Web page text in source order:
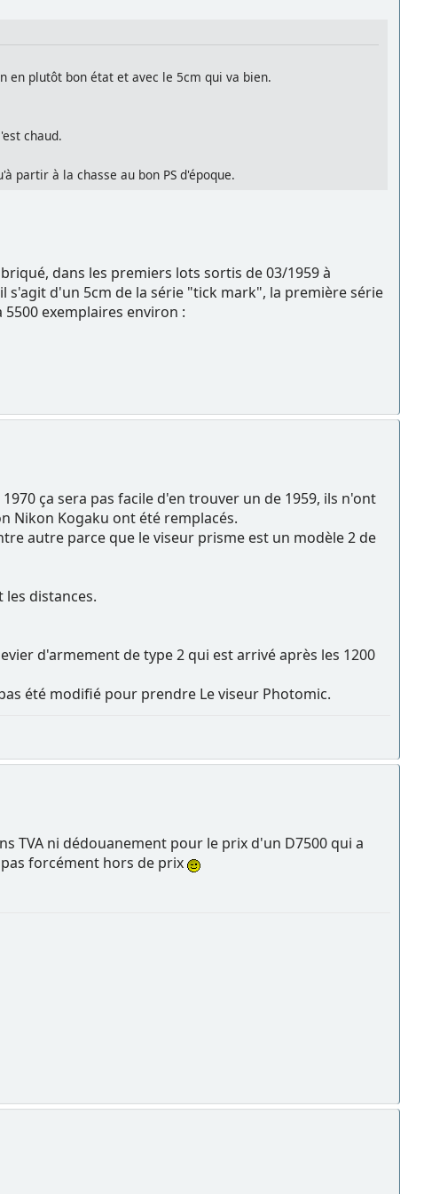
en plutôt bon état et avec le 5cm qui va bien.
chaud.
partir à la chasse au bon PS d'époque.
dans les premiers lots sortis de 03/1959 à
d'un 5cm de la série "tick mark", la première série
exemplaires environ :
ça sera pas facile d'en trouver un de 1959, ils n'ont
Nikon Kogaku ont été remplacés.
autre parce que le viseur prisme est un modèle 2 de
distances.
d'armement de type 2 qui est arrivé après les 1200
été modifié pour prendre Le viseur Photomic.
TVA ni dédouanement pour le prix d'un D7500 qui a
forcément hors de prix